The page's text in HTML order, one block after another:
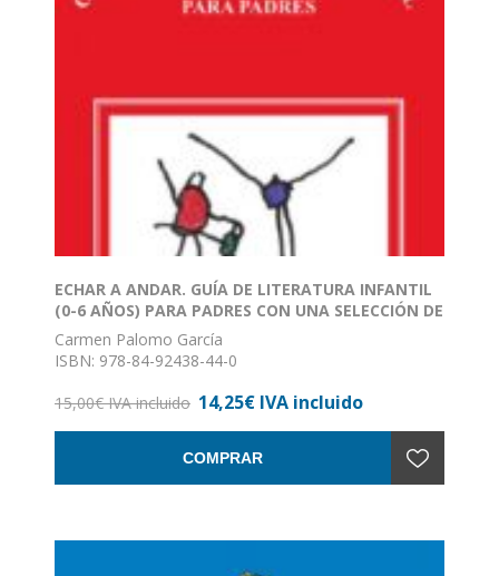
ECHAR A ANDAR. GUÍA DE LITERATURA INFANTIL
(0-6 AÑOS) PARA PADRES CON UNA SELECCIÓN DE
105 LIBROS RECOMENDABLES
Carmen Palomo García
ISBN: 978-84-92438-44-0
Nº de páginas: 107
15,00€ IVA incluido 14,25€ IVA incluido
COMPRAR